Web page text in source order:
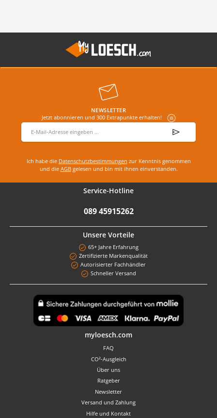
NEWSLETTER
Jetzt abonnieren und 300 Extrapunkte erhalten!
E-Mail-Adresse
Ich habe die Datenschutzbestimmungen zur Kenntnis genommen
und die AGBgelesen und bin mit ihnen einverstanden.
Service-Hotline
089 45915262
Unsere Vorteile
65+ Jahre Erfahrung
Zertifizierte Markenqualität
Autorisierter Fachhändler
Schneller Versand
myloesch.com
FAQ
CO²-Ausgleich
Über uns
Ratgeber
Newsletter
Versand und Zahlung
Hilfe und Kontakt